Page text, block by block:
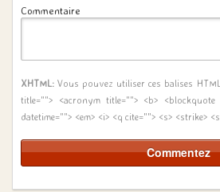
Commentaire
XHTML: Vous pouvez utiliser ces balises
title=""> <acronym title=""> <b> <blockquote
datetime=""> <em> <i> <q cite=""> <s> <strike>